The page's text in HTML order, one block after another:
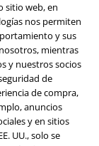
sitio web, en
nos permiten
y sus
mientras
y nuestros socios
de
de compra,
anuncios
y en sitios
UU., solo se